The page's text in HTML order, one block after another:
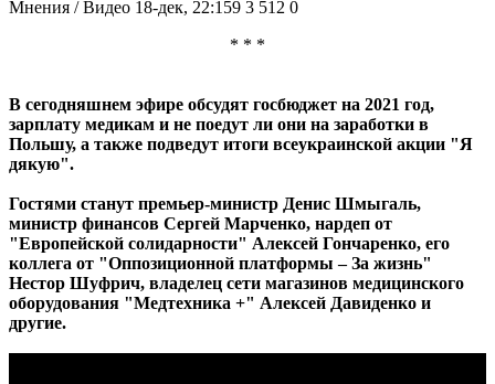
Мнения / Видео 18-дек, 22:159 3 512 0
* * *
В сегодняшнем эфире обсудят госбюджет на 2021 год,
зарплату медикам и не поедут ли они на заработки в
Польшу, а также подведут итоги всеукраинской акции "Я
дякую".
Гостями станут премьер-министр Денис Шмыгаль,
министр финансов Сергей Марченко, нардеп от
"Европейской солидарности" Алексей Гончаренко, его
коллега от "Оппозиционной платформы – За жизнь"
Нестор Шуфрич, владелец сети магазинов медицинского
оборудования "Медтехника +" Алексей Давиденко и
другие.